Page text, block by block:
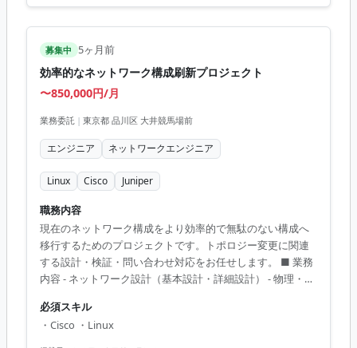
募集中 5ヶ月前
効率的なネットワーク構成刷新プロジェクト
〜850,000円/月
業務委託 | 東京都 品川区 大井競馬場前
エンジニア ネットワークエンジニア
Linux Cisco Juniper
職務内容
現在のネットワーク構成をより効率的で無駄のない構成へ
移行するためのプロジェクトです。トポロジー変更に関連
する設計・検証・問い合わせ対応をお任せします。 ■ 業務
内容 - ネットワーク設計（基本設計・詳細設計） - 物理・論
ネットワーク検証環境の構築 【アピールポイント】 - 高度
なネットワーク技術を活かせる - 大規模な構成変更に携わる
必須スキル
・Cisco ・Linux